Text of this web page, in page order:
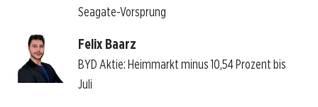
Seagate-Vorsprung
Felix Baarz
BYD Aktie: Heimmarkt minus 10,54 Prozent bis
Juli